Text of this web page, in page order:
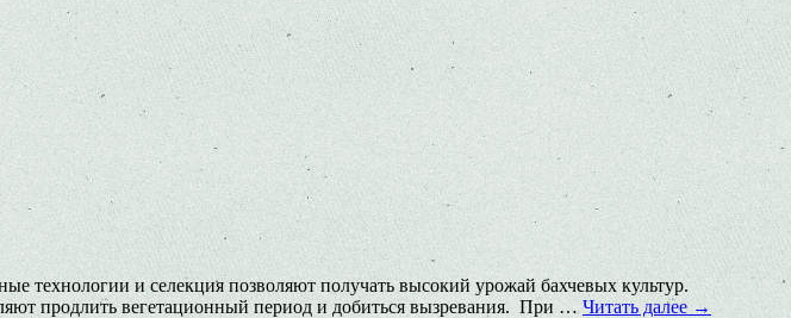
технологии и селекция позволяют получать высокий урожай бахчевых культур.
продлить вегетационный период и добиться вызревания. При … Читать далее →